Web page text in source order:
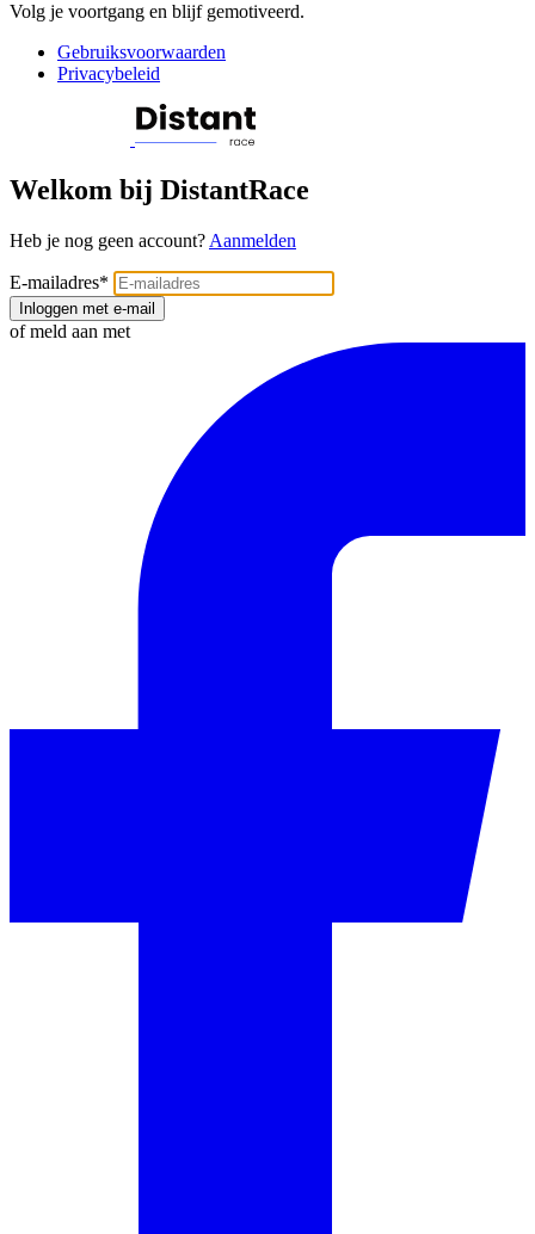
Volg je voortgang en blijf gemotiveerd.
Gebruiksvoorwaarden
Privacybeleid
Welkom bij DistantRace
Heb je nog geen account? Aanmelden
E-mailadres*
Inloggen met e-mail
of meld aan met